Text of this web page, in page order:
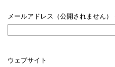
メールアドレス（公開されません）
ウェブサイト